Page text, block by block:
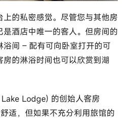
的私密感觉。尽管您与其他房
酒店中唯一的客人。但房间的
间 – 配有可向卧室打开的可
的淋浴时间也可以欣赏到湖
Lodge) 的创始人客房
适，但如果不充分利用旅馆的